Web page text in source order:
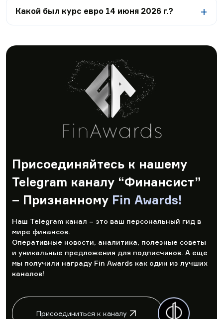
Какой был курс евро 14 июня 2026 г.?
Присоединяйтесь к нашему
Telegram каналу “Финансист”
– Признанному Fin Awards!
Наш Telegram канал – это ваш персональный гид в
мире финансов.
Оперативные новости, аналитика, полезные советы
и уникальные предложения для подписчиков. А еще
мы получили награду Fin Awards как один из лучших
каналов!
Присоединиться к каналу